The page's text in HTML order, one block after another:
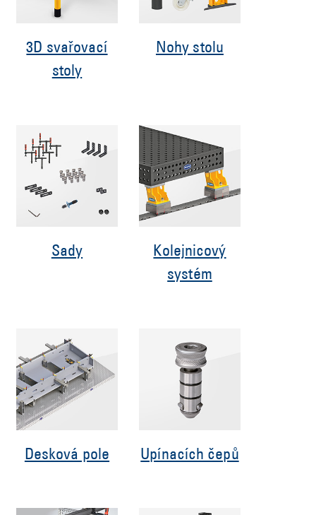
3D svařovací
stoly
Nohy stolu
Sady
Kolejnicový
systém
Desková pole Upínacích čepů